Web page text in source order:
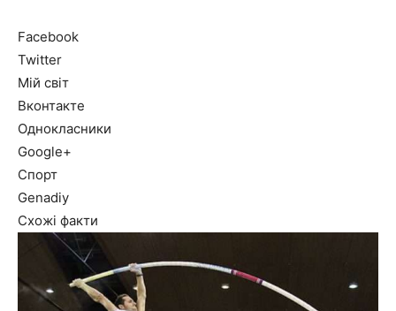
Facebook
Twitter
Мій світ
Вконтакте
Однокласники
Google+
Спорт
Genadiy
Схожі факти